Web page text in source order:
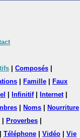
Composés
Famille
Faux
Infinitif| Internet|
Noms
Nourriture
Proverbes
Téléphone Vidéo
Vie